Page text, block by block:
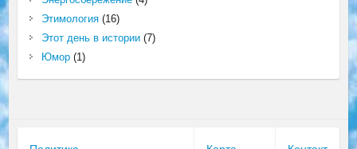
Этимология(16)
Этот день в истории(7)
Юмор(1)